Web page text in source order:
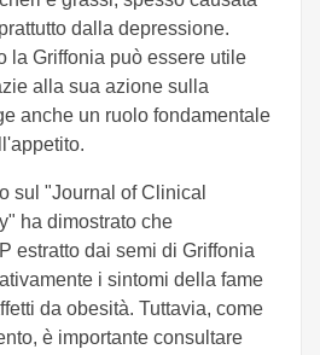
dalla depressione.
la Griffonia può essere utile
alla sua azione sulla
anche un ruolo fondamentale
sul "Journal of Clinical
ha dimostrato che
estratto dai semi di Griffonia
i sintomi della fame
da obesità. Tuttavia, come
è importante consultare